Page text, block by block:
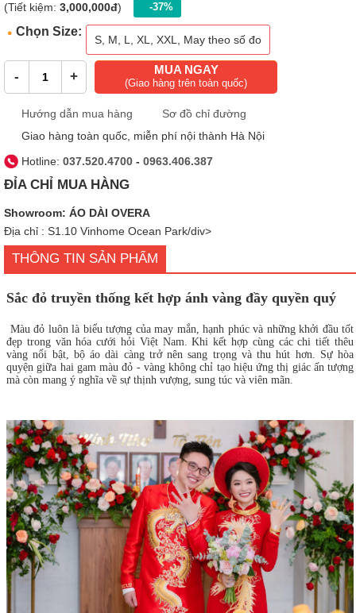
(Tiết kiệm: 3,000,000đ) -37%
Chọn Size:
S, M, L, XL, XXL, May theo số đo
- + MUA NGAY
(Giao hàng trên toàn quốc)
Hướng dẫn mua hàng
Sơ đồ chỉ đường
Giao hàng toàn quốc, miễn phí nội thành Hà Nội
Hotline: 037.520.4700 - 0963.406.387
ĐỈA CHỈ MUA HÀNG
Showroom: ÁO DÀI OVERA
Địa chỉ : S1.10 Vinhome Ocean Park/div>
THÔNG TIN SẢN PHẨM
Sắc đỏ truyền thống kết hợp ánh vàng đầy quyền quý
Màu đỏ luôn là biểu tượng của may mắn, hạnh phúc và những khởi đầu tốt
đẹp trong văn hóa cưới hỏi Việt Nam. Khi kết hợp cùng các chi tiết thêu
vàng nổi bật, bộ áo dài càng trở nên sang trọng và thu hút hơn. Sự hòa
quyện giữa hai gam màu đỏ - vàng không chỉ tạo hiệu ứng thị giác ấn tượng
mà còn mang ý nghĩa về sự thịnh vượng, sung túc và viên mãn.